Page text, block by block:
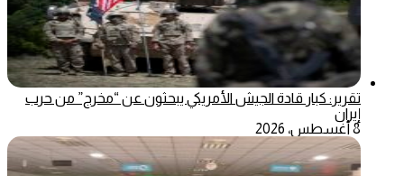
تقرير: كبار قادة الجيش الأمريكي يبحثون عن “مخرج” من حرب
إيران
8 أغسطس، 2026